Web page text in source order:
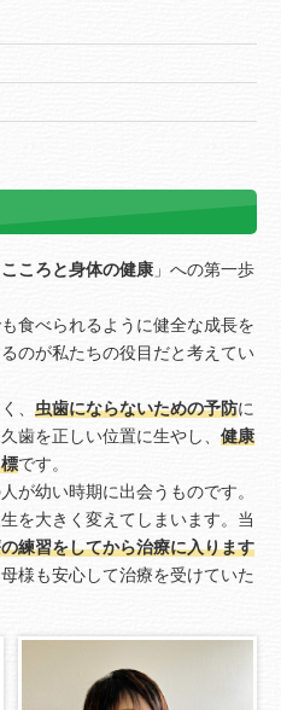
こころと身体の健康 」への第一歩
食べられるように健全な成長を
のが私たちの役目だと考えてい
、 虫歯にならないための予防に
歯を正しい位置に生やし、 健康
です。
が幼い時期に出会うものです。
を大きく変えてしまいます。当
練習をしてから治療に入ります
様も安心して治療を受けていた